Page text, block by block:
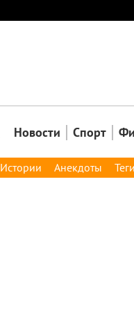
Новости Спорт
Истории Анекдоты Теги